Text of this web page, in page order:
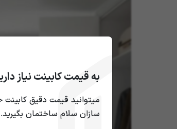
به قیمت کابینت نیاز
میتوانید قیمت دقیق کابینت
سازان سلام ساختمان بگیرید.